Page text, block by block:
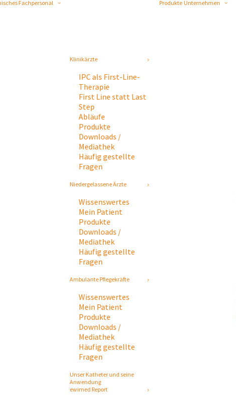
Fachpersonal
Klinikärzte
IPC als First-Line-
Therapie
First Line statt Last
Step
Abläufe
Produkte
Downloads /
Mediathek
Häufig gestellte
Fragen
Niedergelassene Ärzte
Wissenswertes
Mein Patient
Produkte
Downloads /
Mediathek
Häufig gestellte
Fragen
Ambulante Pflegekräfte
Wissenswertes
Mein Patient
Produkte
Downloads /
Mediathek
Häufig gestellte
Fragen
Unser Katheter und seine
Anwendung
ewimed Report
Produkte Unternehmen